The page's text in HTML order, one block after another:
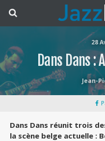
28
Dans Dans :
Jean-
Dans Dans réunit trois
la scène belge actuelle :